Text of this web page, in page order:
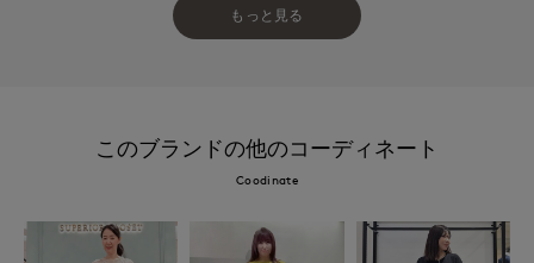
もっと見る
このブランドの他のコーディネート
Coodinate